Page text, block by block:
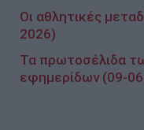
Οι αθλητικές
2026)
Τα πρωτοσέλιδα
εφημερίδων (09-